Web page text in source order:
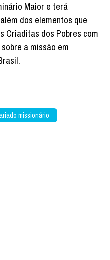
Maior e terá
dos elementos que
Criaditas dos Pobres com
a missão em
missionário